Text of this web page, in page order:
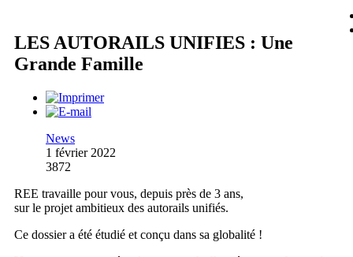
LES AUTORAILS UNIFIES : Une
Grande Famille
News
1 février 2022
3872
REE travaille pour vous, depuis près de 3 ans,
sur le projet ambitieux des autorails unifiés.
Ce dossier a été étudié et conçu dans sa globalité !